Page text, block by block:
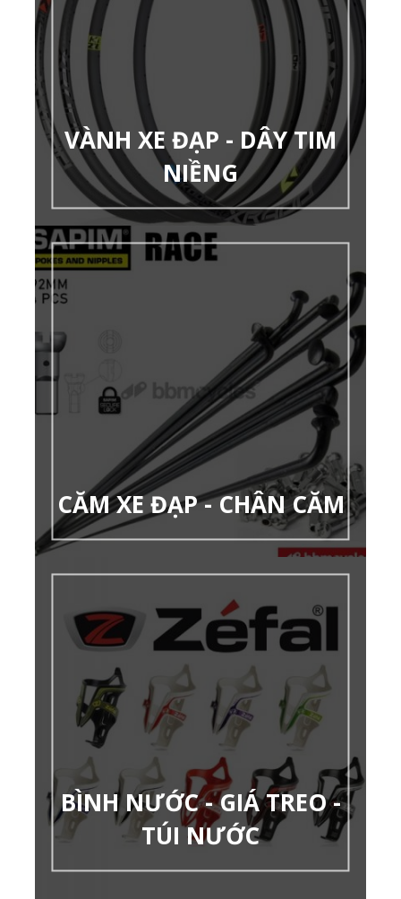
VÀNH XE ĐẠP - DÂY TIM
NIỀNG
CĂM XE ĐẠP - CHÂN CĂM
BÌNH NƯỚC - GIÁ TREO -
TÚI NƯỚC